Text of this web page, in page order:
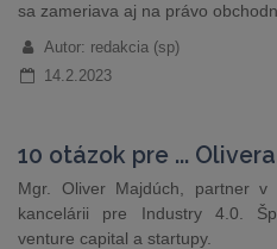
sa zameriava aj na právo
Autor: redakcia (sp)
14.2.2023
10 otázok pre ...
Mgr. Oliver Majdúch, partner v
kancelárii pre Industry 4.0.
venture capital a startupy.